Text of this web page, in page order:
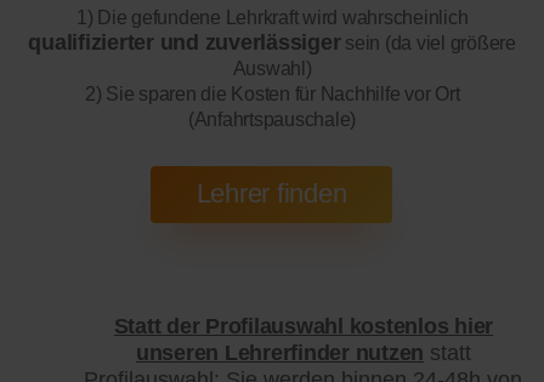
1) Die gefundene Lehrkraft wird wahrscheinlich
qualifizierter und zuverlässigersein (da viel größere
Auswahl)
2) Sie sparen die Kosten für Nachhilfe vor Ort
(Anfahrtspauschale)
Statt der Profilauswahl kostenlos hier
unseren Lehrerfinder nutzen statt